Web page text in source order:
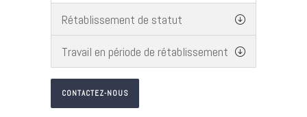
Rétablissement de statut
Travail en période de rétablissement
CONTACTEZ-NOUS